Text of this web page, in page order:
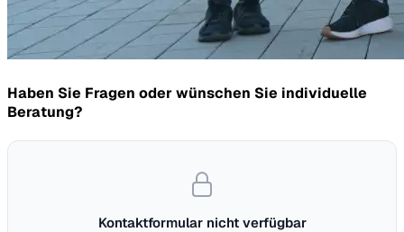
Haben Sie Fragen oder wünschen Sie individuelle
Beratung?
Kontaktformular nicht verfügbar